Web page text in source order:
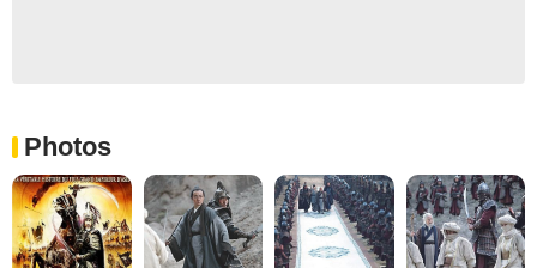
Photos